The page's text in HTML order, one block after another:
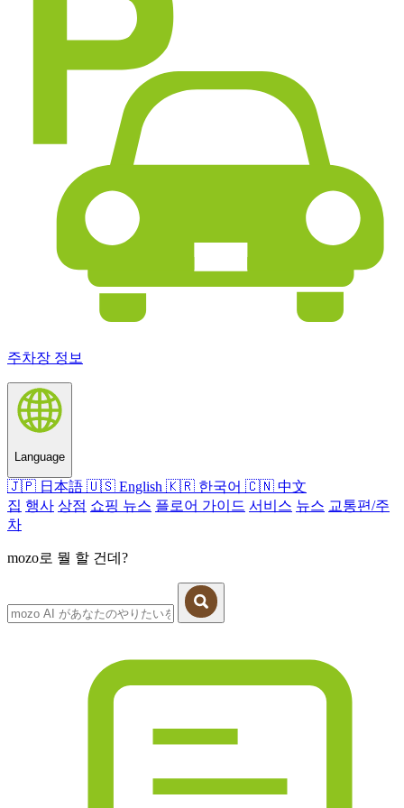
주차장 정보
Language
🇯🇵 日本語 🇺🇸 English 🇰🇷 한국어 🇨🇳 中文
집 행사 상점 쇼핑 뉴스 플로어 가이드 서비스 뉴스 교통편/주
차
mozo로 뭘 할 건데?